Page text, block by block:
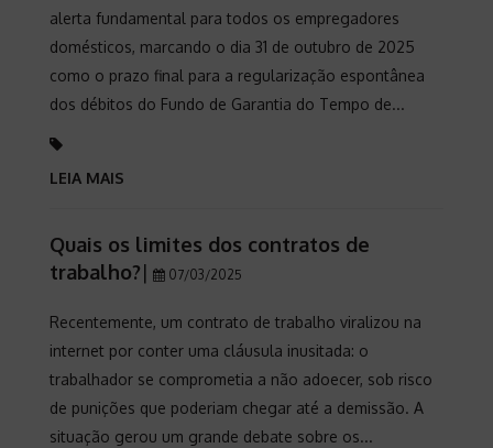
alerta fundamental para todos os empregadores
domésticos, marcando o dia 31 de outubro de 2025
como o prazo final para a regularização espontânea
dos débitos do Fundo de Garantia do Tempo de...
LEIA MAIS
Quais os limites dos contratos de
trabalho?| 07/03/2025
Recentemente, um contrato de trabalho viralizou na
internet por conter uma cláusula inusitada: o
trabalhador se comprometia a não adoecer, sob risco
de punições que poderiam chegar até a demissão. A
situação gerou um grande debate sobre os...